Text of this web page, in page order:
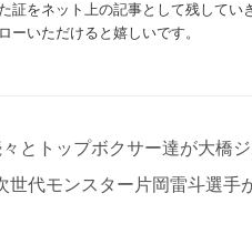
証をネット上の記事として残してい
ーいただけると嬉しいです。
とトップボクサー達が大橋
世代モンスター片岡雷斗選